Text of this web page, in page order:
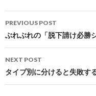
Post
navigation
PREVIOUS POST
ぶれぶれの「脱下請け必勝
NEXT POST
タイプ別に分けると失敗す